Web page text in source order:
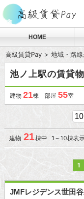
HOME
高級賃貸Pay 地域・路
池ノ上駅の賃貸
建物 21棟 部屋 55室
建物 21棟中 1～10棟表
1
JMFレジデンス世田